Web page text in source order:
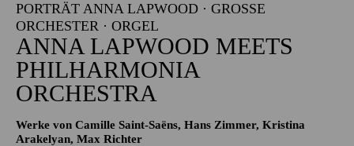
PORTRÄT ANNA LAPWOOD · GROSSE O
RCHESTER · ORGEL
ANNA LAPWOOD MEETS
PHILHARMONIA
ORCHESTRA
Werke von Camille Saint-Saëns, Hans Zimmer, Kristina
Arakelyan, Max Richter